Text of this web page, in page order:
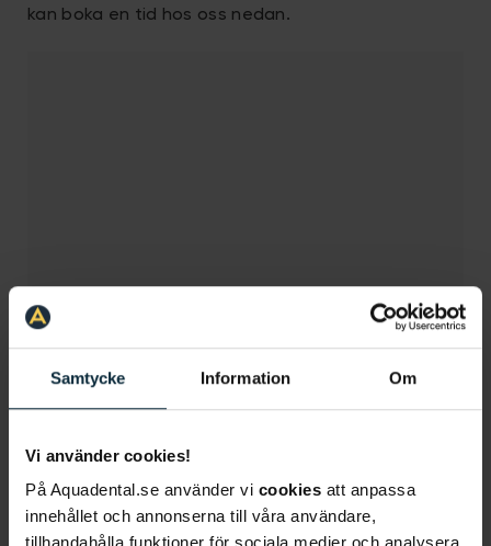
Samtycke Information Om
Vi använder cookies!
På Aquadental.se använder vi cookies att anpassa
innehållet och annonserna till våra användare,
kan boka en tid hos oss nedan.